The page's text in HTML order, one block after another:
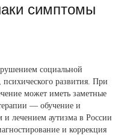
симптомы
социальной
развития. При
может иметь заметные
— обучение и
и лечением аутизма в России
и коррекция